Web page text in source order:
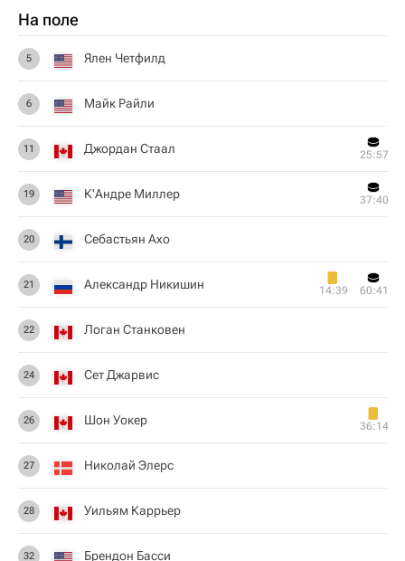
На поле
5 Ялен Четфилд
6 Майк Райли
11 Джордан Стаал 25:57
19 К'Андре Миллер 37:40
20 Себастьян Ахо
21 Александр Никишин 14:39 60:41
22 Логан Станковен
24 Сет Джарвис
26 Шон Уокер 36:14
27 Николай Элерс
28 Уильям Каррьер
32 Брендон Басси